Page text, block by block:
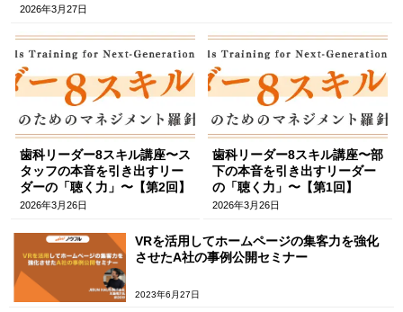
2026年3月27日
歯科リーダー8スキル講座〜ス
タッフの本音を引き出すリー
ダーの「聴く力」〜【第2回】
2026年3月26日
歯科リーダー8スキル講座〜部
下の本音を引き出すリーダー
の「聴く力」〜【第1回】
2026年3月26日
VRを活用してホームページの集客力を強化
させたA社の事例公開セミナー
2023年6月27日